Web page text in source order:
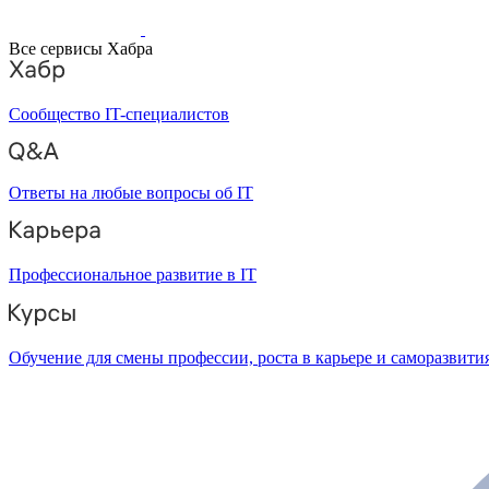
Все сервисы Хабра
Сообщество IT-специалистов
Ответы на любые вопросы об IT
Профессиональное развитие в IT
Обучение для смены профессии, роста в карьере и